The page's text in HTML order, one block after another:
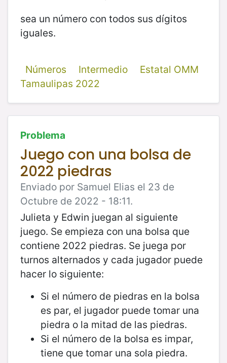
sea un número con todos sus dígitos
iguales.
Números Intermedio
Estatal OMM
Tamaulipas 2022
Problema
Juego con una bolsa de
2022 piedras
Enviado por Samuel Elias el 23 de
Octubre de 2022 - 18:11.
Julieta y Edwin juegan al siguiente
juego. Se empieza con una bolsa que
contiene 2022 piedras. Se juega por
turnos alternados y cada jugador puede
hacer lo siguiente:
Si el número de piedras en la bolsa
es par, el jugador puede tomar una
piedra o la mitad de las piedras.
Si el número de la bolsa es impar,
tiene que tomar una sola piedra.